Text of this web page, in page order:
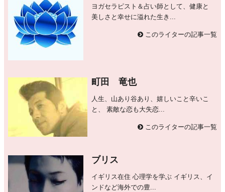
ヨガセラピスト＆占い師として、健康と
美しさと幸せに溢れた生き...
このライターの記事一覧
町田 竜也
人生、山あり谷あり、嬉しいこと辛いこ
と、 素敵な恋も大失恋...
このライターの記事一覧
ブリス
イギリス在住 心理学を学ぶ イギリス、イ
ンドなど海外での豊...